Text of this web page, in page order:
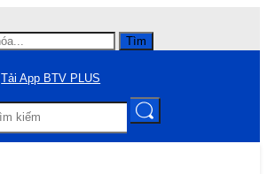
Tìm
Tải App BTV PLUS